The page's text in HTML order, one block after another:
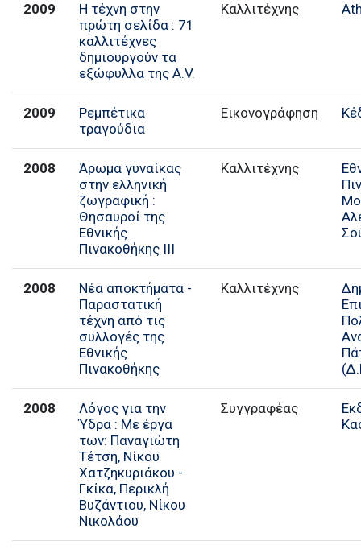
2009
Η τέχνη στην
πρώτη σελίδα : 71
καλλιτέχνες
δημιουργούν τα
εξώφυλλα της A.V.
Καλλιτέχνης
2009
Ρεμπέτικα
τραγούδια
Εικονογράφηση
2008
Άρωμα γυναίκας
στην ελληνική
ζωγραφική :
Θησαυροί της
Εθνικής
Πινακοθήκης ΙΙΙ
Καλλιτέχνης
2008
Νέα αποκτήματα -
Παραστατική
τέχνη από τις
συλλογές της
Εθνικής
Πινακοθήκης
Καλλιτέχνης
2008
Λόγος για την
Ύδρα : Με έργα
των: Παναγιώτη
Τέτση, Νίκου
Χατζηκυριάκου -
Γκίκα, Περικλή
Βυζάντιου, Νίκου
Νικολάου
Συγγραφέας